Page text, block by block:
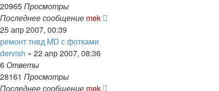
20965Просмотры
Последнее сообщение mek
25 апр 2007, 00:39
ремонт тнвд MD с фотками
dervish » 22 апр 2007, 08:36
6 Ответы
28161 Просмотры
Последнее сообщение mek